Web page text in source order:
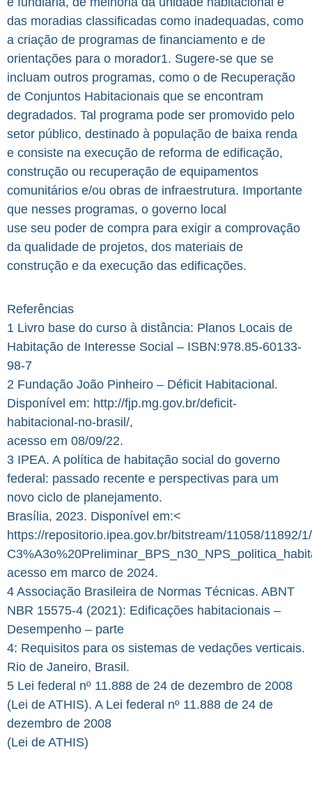
das moradias classificadas como inadequadas, como
a criação de programas de financiamento e de
orientações para o morador1. Sugere-se que se
incluam outros programas, como o de Recuperação
de Conjuntos Habitacionais que se encontram
degradados. Tal programa pode ser promovido pelo
setor público, destinado à população de baixa renda
e consiste na execução de reforma de edificação,
construção ou recuperação de equipamentos
comunitários e/ou obras de infraestrutura. Importante
que nesses programas, o governo local
use seu poder de compra para exigir a comprovação
da qualidade de projetos, dos materiais de
construção e da execução das edificações.
Referências
1 Livro base do curso à distância: Planos Locais de
Habitação de Interesse Social – ISBN:978.85-60133-
98-7
2 Fundação João Pinheiro – Déficit Habitacional.
Disponível em: http://fjp.mg.gov.br/deficit-
habitacional-no-brasil/,
acesso em 08/09/22.
3 IPEA. A política de habitação social do governo
federal: passado recente e perspectivas para um
novo ciclo de planejamento.
Brasília, 2023. Disponível em:<
https://repositorio.ipea.gov.br/bitstream/11058/11892/
acesso em marco de 2024.
4 Associação Brasileira de Normas Técnicas. ABNT
NBR 15575-4 (2021): Edificações habitacionais –
Desempenho – parte
4: Requisitos para os sistemas de vedações verticais.
Rio de Janeiro, Brasil.
5 Lei federal nº 11.888 de 24 de dezembro de 2008
(Lei de ATHIS). A Lei federal nº 11.888 de 24 de
dezembro de 2008
(Lei de ATHIS)